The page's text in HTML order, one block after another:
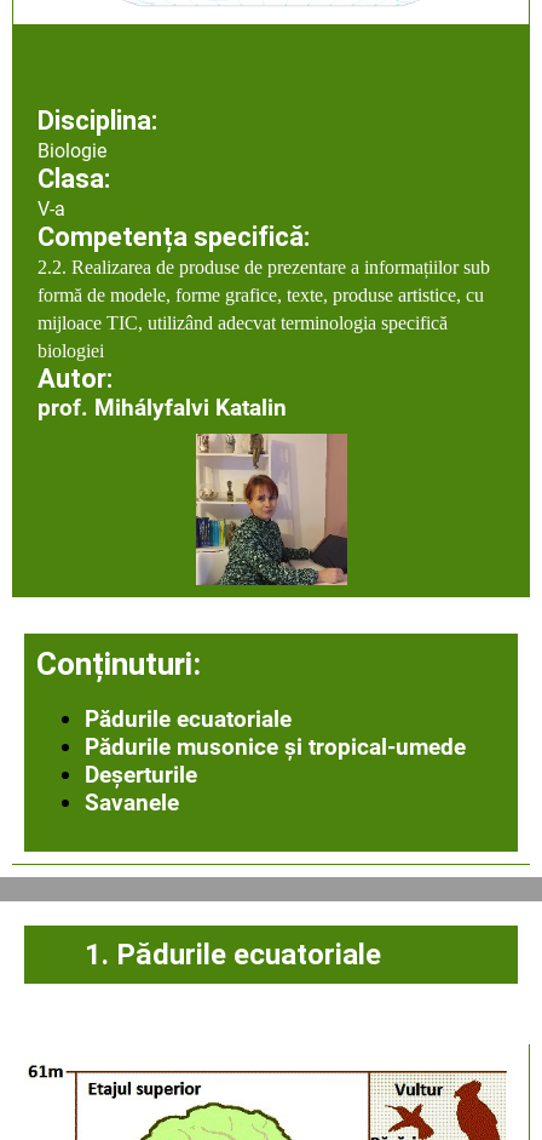
Disciplina:
Biologie
Clasa:
V-a
Competența specifică:
2.2. Realizarea de produse de prezentare a informațiilor sub
formă de modele, forme grafice, texte, produse artistice, cu
mijloace TIC, utilizând adecvat terminologia specifică
biologiei
Autor:
prof. Mihályfalvi Katalin
Conținuturi:
Pădurile ecuatoriale
Pădurile musonice și tropical-umede
Deșerturile
Savanele
1. Pădurile ecuatoriale